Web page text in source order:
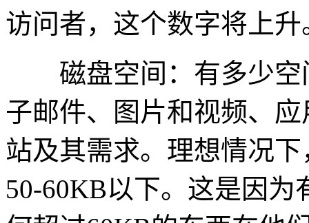
访问者，这个数字将上升
磁盘空间：有多少空
子邮件、图片和视频、
站及其需求。理想情况
50-60KB以下。这是因